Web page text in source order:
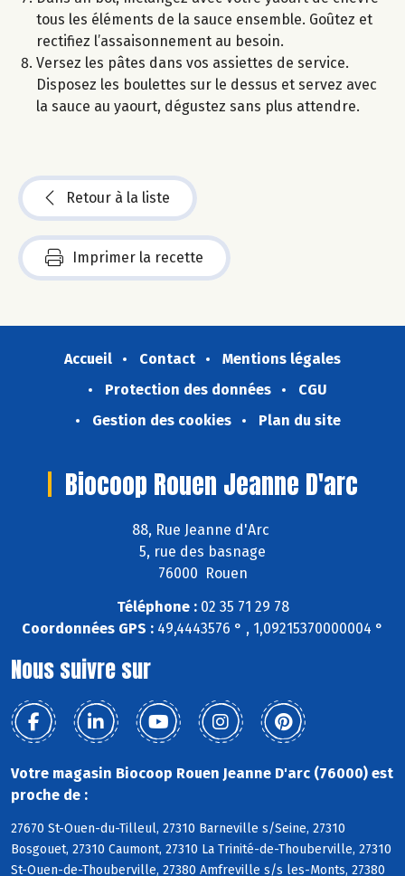
tous les éléments de la sauce ensemble. Goûtez et
rectifiez l’assaisonnement au besoin.
Versez les pâtes dans vos assiettes de service.
Disposez les boulettes sur le dessus et servez avec
la sauce au yaourt, dégustez sans plus attendre.
Retour à la liste
Imprimer la recette
Accueil Contact
Mentions légales
Protection des données
CGU
Gestion des cookies
Plan du site
Biocoop Rouen Jeanne D'arc
88, Rue Jeanne d'Arc
5, rue des basnage
76000 Rouen
Téléphone :02 35 71 29 78
Coordonnées GPS : 49,4443576 ° , 1,09215370000004 °
Nous suivre sur
Votre magasin Biocoop Rouen Jeanne D'arc (76000) est
proche de :
27670 St-Ouen-du-Tilleul, 27310 Barneville s/Seine, 27310
Bosgouet, 27310 Caumont, 27310 La Trinité-de-Thouberville, 27310
St-Ouen-de-Thouberville, 27380 Amfreville s/s les-Monts, 27380